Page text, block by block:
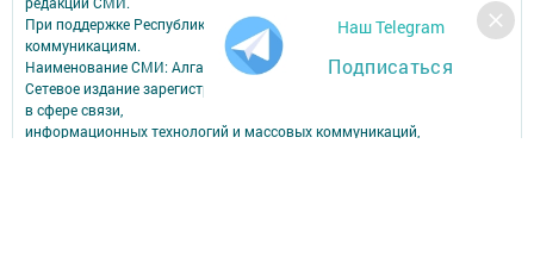
Наш Telegram
Подписаться
При поддержке Республиканского агентства по печати и массовым
коммуникациям.
Наименование СМИ: Алга (Вперед)
Сетевое издание зарегистрировано Федеральной службой по надзору
в сфере связи,
информационных технологий и массовых коммуникаций,